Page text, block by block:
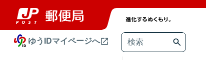
ゆうIDマイページへ